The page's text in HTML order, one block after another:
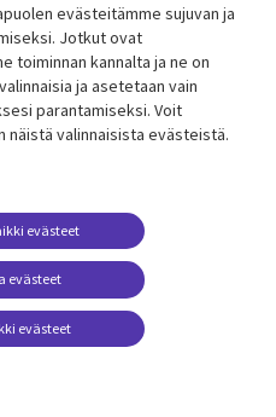
Lisätietoa
Legal
Tietosuoja
Käyttöehdot
Yhteystiedot
Evästeasetuksesi
evästeitämme sujuvan ja
Jotkut ovat
toiminnan kannalta ja ne on
​​ja asetetaan vain
parantamiseksi. Voit
näistä valinnaisista evästeistä.
evästeet
evästeet
evästeet